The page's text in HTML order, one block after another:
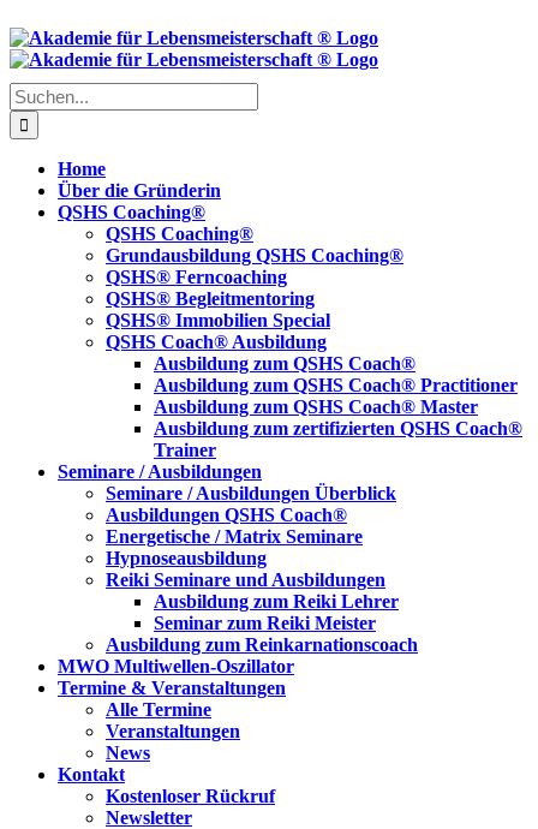
to
content
Suche
nach:
Home
Über die Gründerin
QSHS Coaching®
QSHS Coaching®
Grundausbildung QSHS Coaching®
QSHS® Ferncoaching
QSHS® Begleitmentoring
QSHS® Immobilien Special
QSHS Coach® Ausbildung
Ausbildung zum QSHS Coach®
Ausbildung zum QSHS Coach® Practitioner
Ausbildung zum QSHS Coach® Master
Ausbildung zum zertifizierten QSHS Coach®
Trainer
Seminare / Ausbildungen
Seminare / Ausbildungen Überblick
Ausbildungen QSHS Coach®
Energetische / Matrix Seminare
Hypnoseausbildung
Reiki Seminare und Ausbildungen
Ausbildung zum Reiki Lehrer
Seminar zum Reiki Meister
Ausbildung zum Reinkarnationscoach
MWO Multiwellen-Oszillator
Termine & Veranstaltungen
Alle Termine
Veranstaltungen
News
Kontakt
Kostenloser Rückruf
Newsletter